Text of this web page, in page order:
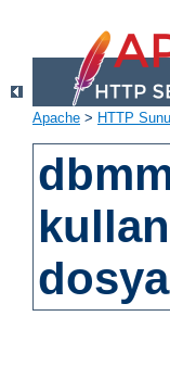
Apache > HTTP